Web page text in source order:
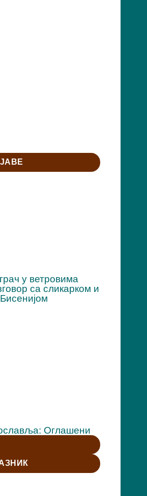
у ветровима
са сликарком и
Оглашени